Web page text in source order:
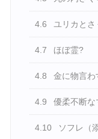
4.6 ユリカと
4.7 ほぼ霊?
4.8 金に物言わ
4.9 優柔不断
4.10 ソフレ（